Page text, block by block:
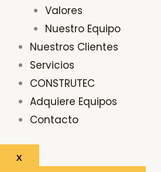
Valores
Nuestro Equipo
Nuestros Clientes
Servicios
CONSTRUTEC
Adquiere Equipos
Contacto
X